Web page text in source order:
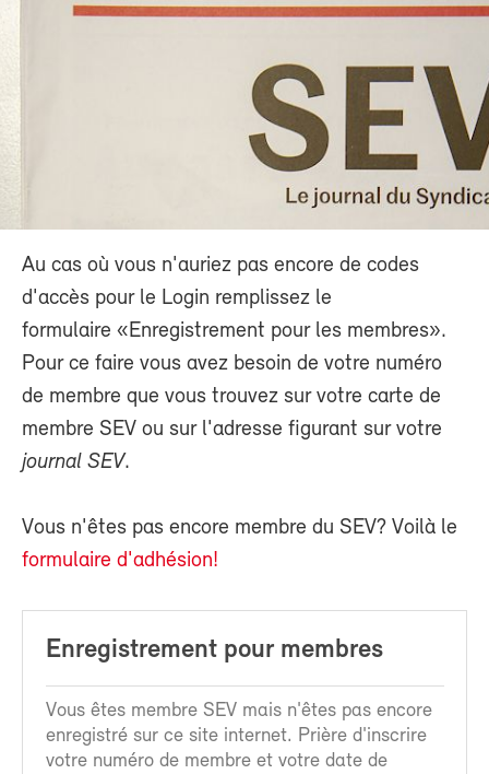
Au cas où vous n'auriez pas encore de codes
d'accès pour le Login remplissez le
formulaire «Enregistrement pour les membres».
Pour ce faire vous avez besoin de votre numéro
de membre que vous trouvez sur votre carte de
membre SEV ou sur l'adresse figurant sur votre
journal SEV.
Vous n'êtes pas encore membre du SEV? Voilà le
formulaire d'adhésion!
Enregistrement pour membres
Vous êtes membre SEV mais n'êtes pas encore
enregistré sur ce site internet. Prière d'inscrire
votre numéro de membre et votre date de